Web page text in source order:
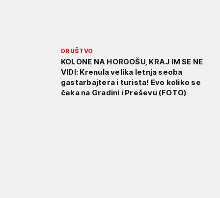
DRUŠTVO
KOLONE NA HORGOŠU, KRAJ IM SE NE
VIDI: Krenula velika letnja seoba
gastarbajtera i turista! Evo koliko se
čeka na Gradini i Preševu (FOTO)